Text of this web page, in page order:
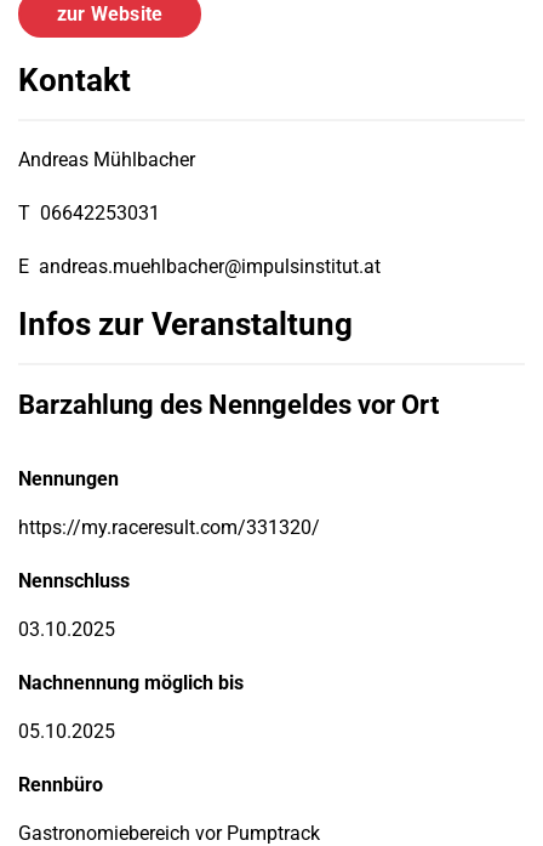
zur Website
Kontakt
Andreas Mühlbacher
T 06642253031
E andreas.muehlbacher@impulsinstitut.at
Infos zur Veranstaltung
Barzahlung des Nenngeldes vor Ort
Nennungen
https://my.raceresult.com/331320/
Nennschluss
03.10.2025
Nachnennung möglich bis
05.10.2025
Rennbüro
Gastronomiebereich vor Pumptrack